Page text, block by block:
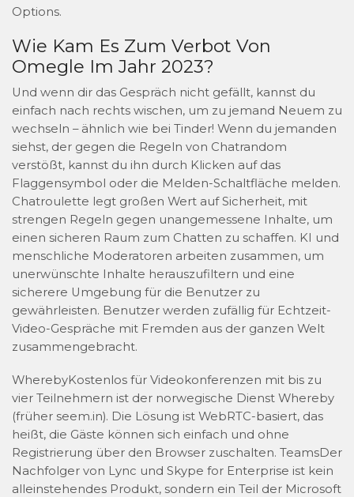
Options.
Wie Kam Es Zum Verbot Von
Omegle Im Jahr 2023?
Und wenn dir das Gespräch nicht gefällt, kannst du
einfach nach rechts wischen, um zu jemand Neuem zu
wechseln – ähnlich wie bei Tinder! Wenn du jemanden
siehst, der gegen die Regeln von Chatrandom
verstößt, kannst du ihn durch Klicken auf das
Flaggensymbol oder die Melden-Schaltfläche melden.
Chatroulette legt großen Wert auf Sicherheit, mit
strengen Regeln gegen unangemessene Inhalte, um
einen sicheren Raum zum Chatten zu schaffen. KI und
menschliche Moderatoren arbeiten zusammen, um
unerwünschte Inhalte herauszufiltern und eine
sicherere Umgebung für die Benutzer zu
gewährleisten. Benutzer werden zufällig für Echtzeit-
Video-Gespräche mit Fremden aus der ganzen Welt
zusammengebracht.
WherebyKostenlos für Videokonferenzen mit bis zu
vier Teilnehmern ist der norwegische Dienst Whereby
(früher seem.in). Die Lösung ist WebRTC-basiert, das
heißt, die Gäste können sich einfach und ohne
Registrierung über den Browser zuschalten. TeamsDer
Nachfolger von Lync und Skype for Enterprise ist kein
alleinstehendes Produkt, sondern ein Teil der Microsoft